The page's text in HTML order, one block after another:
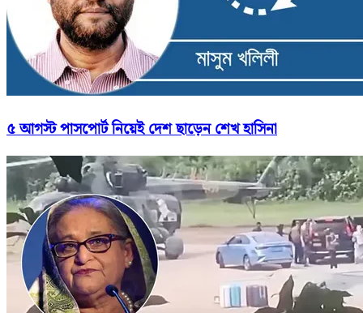
৫ আগস্ট পাসপোর্ট নিয়েই দেশ ছাড়েন শেখ হাসিনা